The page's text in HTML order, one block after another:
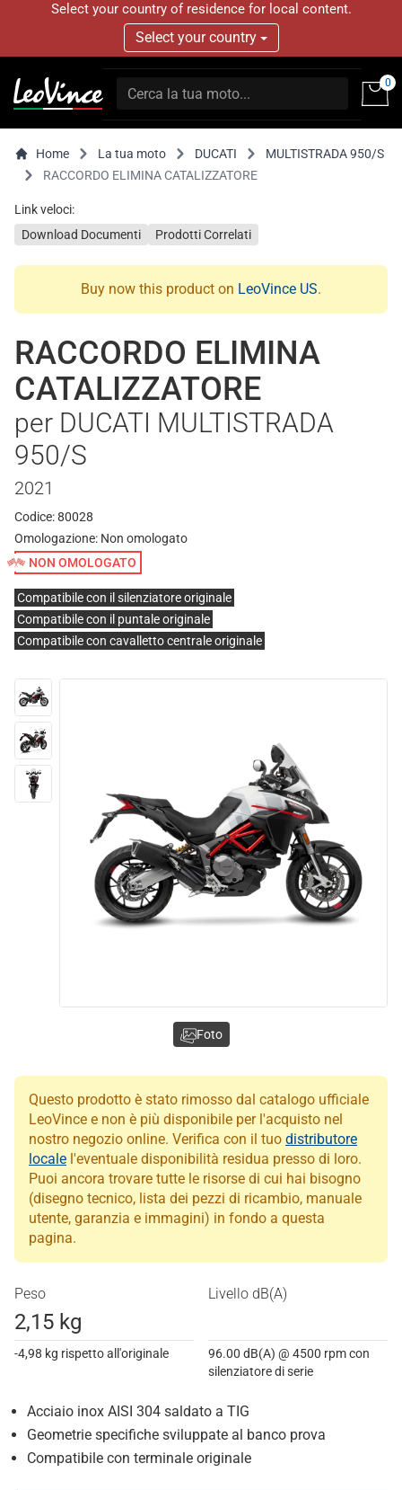
Select your country of residence for local content.
Select your country
0
Home La tua moto DUCATI
MULTISTRADA 950/S
RACCORDO ELIMINA CATALIZZATORE
Link veloci:
Download Documenti
Prodotti Correlati
Buy now this product on LeoVince US.
RACCORDO ELIMINA
CATALIZZATORE
per DUCATI MULTISTRADA
950/S
2021
Codice: 80028
Omologazione: Non omologato
NON OMOLOGATO
Compatibile con il silenziatore originale
Compatibile con il puntale originale
Compatibile con cavalletto centrale originale
Questo prodotto è stato rimosso dal catalogo ufficiale
LeoVince e non è più disponibile per l'acquisto nel
nostro negozio online. Verifica con il tuo distributore
locale l'eventuale disponibilità residua presso di loro.
Puoi ancora trovare tutte le risorse di cui hai bisogno
(disegno tecnico, lista dei pezzi di ricambio, manuale
utente, garanzia e immagini) in fondo a questa
pagina.
Peso
2,15 kg
-4,98 kg rispetto all'originale
Livello dB(A)
96.00 dB(A) @ 4500 rpm con
silenziatore di serie
Acciaio inox AISI 304 saldato a TIG
Geometrie specifiche sviluppate al banco prova
Compatibile con terminale originale
Foto